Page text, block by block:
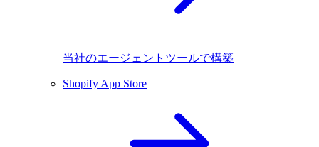
当社のエージェントツールで構築
Shopify App Store